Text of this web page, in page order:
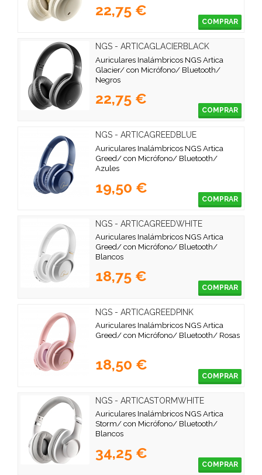
22,75 €
COMPRAR
NGS - ARTICAGLACIERBLACK
Auriculares Inalámbricos NGS Artica
Glacier/ con Micrófono/ Bluetooth/
Negros
22,75 €
COMPRAR
NGS - ARTICAGREEDBLUE
Auriculares Inalámbricos NGS Artica
Greed/ con Micrófono/ Bluetooth/
Azules
19,50 €
COMPRAR
NGS - ARTICAGREEDWHITE
Auriculares Inalámbricos NGS Artica
Greed/ con Micrófono/ Bluetooth/
Blancos
18,75 €
COMPRAR
NGS - ARTICAGREEDPINK
Auriculares Inalámbricos NGS Artica
Greed/ con Micrófono/ Bluetooth/ Rosas
18,50 €
COMPRAR
NGS - ARTICASTORMWHITE
Auriculares Inalámbricos NGS Artica
Storm/ con Micrófono/ Bluetooth/
Blancos
34,25 €
COMPRAR